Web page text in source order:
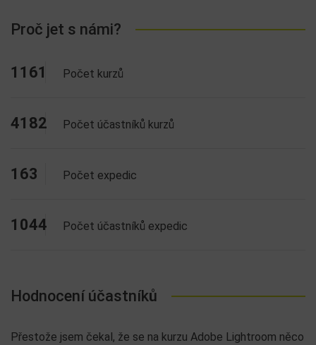
Proč jet s námi?
1161 Počet kurzů
4182 Počet účastníků kurzů
163 Počet expedic
1044 Počet účastníků expedic
Hodnocení účastníků
Přestože jsem čekal, že se na kurzu Adobe Lightroom něco